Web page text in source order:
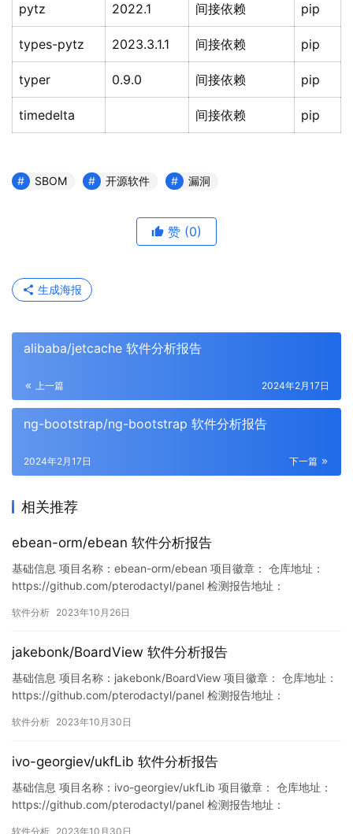
pytz 2022.1 间接依赖 pip
types-pytz 2023.3.1.1 间接依赖 pip
typer 0.9.0 间接依赖 pip
timedelta 间接依赖 pip
SBOM 开源软件 漏洞
赞 (0)
生成海报
alibaba/jetcache 软件分析报告
上一篇 2024年2月17日
ng-bootstrap/ng-bootstrap 软件分析报告
下一篇
2024年2月17日
相关推荐
ebean-orm/ebean 软件分析报告
基础信息 项目名称：ebean-orm/ebean 项目徽章： 仓库地址：
https://github.com/pterodactyl/panel 检测报告地址：
91744/1717366909804609536 此报告由Murphysec提供 漏洞…
软件分析 2023年10月26日
jakebonk/BoardView 软件分析报告
基础信息 项目名称：jakebonk/BoardView 项目徽章： 仓库地址：
https://github.com/pterodactyl/panel 检测报告地址：
99936/1718943364010524672 此报告由Murphysec提供…
软件分析 2023年10月30日
ivo-georgiev/ukfLib 软件分析报告
基础信息 项目名称：ivo-georgiev/ukfLib 项目徽章： 仓库地址：
https://github.com/pterodactyl/panel 检测报告地址：
软件分析 2023年10月30日